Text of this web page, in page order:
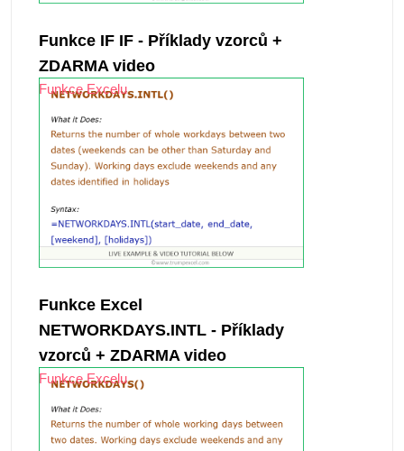
Funkce IF IF - Příklady vzorců +
ZDARMA video
Funkce Excelu
Funkce Excel
NETWORKDAYS.INTL - Příklady
vzorců + ZDARMA video
Funkce Excelu